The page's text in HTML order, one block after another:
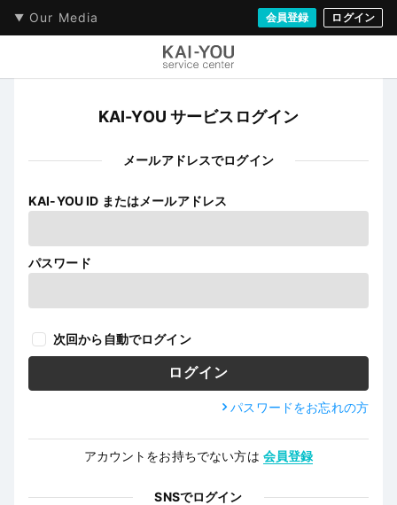
Our Media 会員登録 ログイン
KAI-YOU サービスログイン
メールアドレスでログイン
KAI-YOU ID またはメールアドレス
パスワード
次回から自動でログイン
パスワードをお忘れの方
アカウントをお持ちでない方は 会員登録
SNSでログイン